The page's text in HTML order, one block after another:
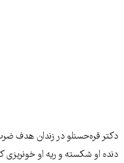
دکتر قره‌حسنلو در زندان هدف
دنده او شکسته و ریه او